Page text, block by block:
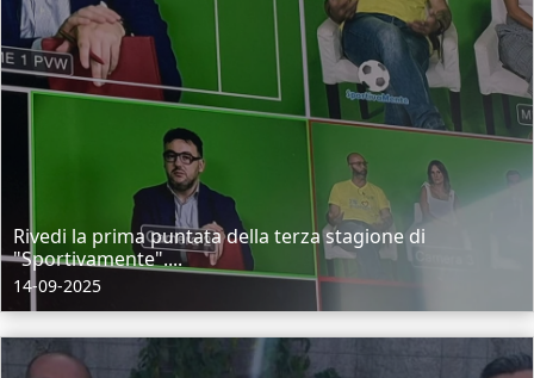
Rivedi la prima puntata della terza stagione di
"Sportivamente"....
14-09-2025